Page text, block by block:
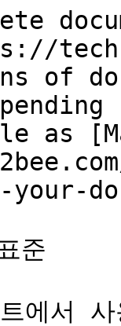
of
as
준
트에서